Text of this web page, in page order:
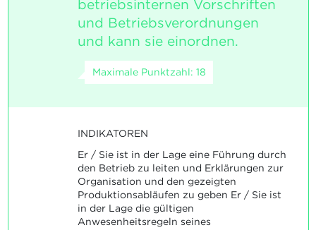
betriebsinternen Vorschriften
und Betriebsverordnungen
und kann sie einordnen.
Maximale Punktzahl: 18
INDIKATOREN
Er / Sie ist in der Lage eine Führung durch
den Betrieb zu leiten und Erklärungen zur
Organisation und den gezeigten
Produktionsabläufen zu geben Er / Sie ist
in der Lage die gültigen
Anwesenheitsregeln seines